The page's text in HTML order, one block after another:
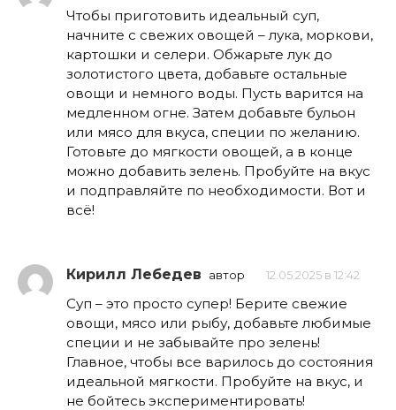
Чтобы приготовить идеальный суп,
начните с свежих овощей – лука, моркови,
картошки и селери. Обжарьте лук до
золотистого цвета, добавьте остальные
овощи и немного воды. Пусть варится на
медленном огне. Затем добавьте бульон
или мясо для вкуса, специи по желанию.
Готовьте до мягкости овощей, а в конце
можно добавить зелень. Пробуйте на вкус
и подправляйте по необходимости. Вот и
всё!
Кирилл Лебедев автор 12.05.2025 в 12:42
Суп – это просто супер! Берите свежие
овощи, мясо или рыбу, добавьте любимые
специи и не забывайте про зелень!
Главное, чтобы все варилось до состояния
идеальной мягкости. Пробуйте на вкус, и
не бойтесь экспериментировать!